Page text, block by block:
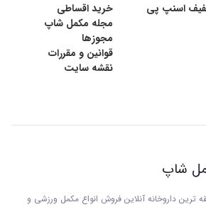
اسنپ پی
خرید اقساطی
مجله مکمل شاپ
مجوزها
قوانین و مقررات
نقشه سایت
شاپ
ترین داروخانه آنلاین فروش انواع مکمل ورزشی و